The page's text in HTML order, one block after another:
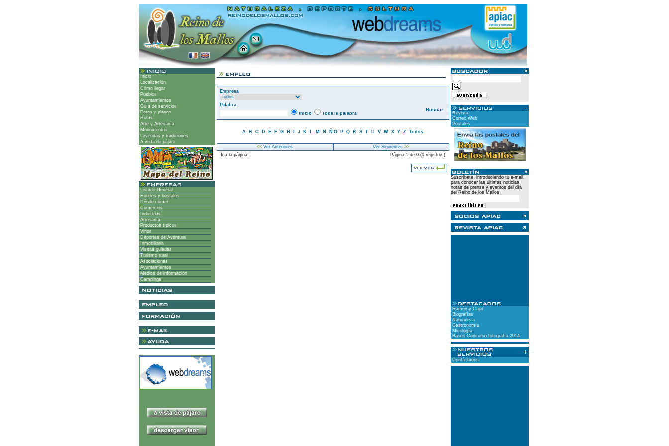
Inicio
Localización
Cómo llegar
Pueblos
Ayuntamientos
Guía de servicios
Fotos y planos
Rutas
Arte y Artesanía
Monumentos
Leyendas y tradiciones
A vista de pájaro
Listado General
Hoteles y hostales
Dónde comer
Comercios
Industrias
Artesanía
Productos típicos
Vinos
Deportes de Aventura
Inmobiliaria
Visitas guiadas
Turismo rural
Asociaciones
Ayuntamientos
Medios de información
Campings
Empresa
Palabra
Inicio
Toda la palabra
A B C D E F G H J K L M N Ñ O P Q R S T U V W X Y Z Todos
<<Ver Anteriores Ver Siguientes >>
Ir a la página:
Página 1 de 0 (0 registros)
Revista
Correo Web
Postales
Suscríbete, introduciendo tu e-mail,
para conocer las últimas noticias,
notas de prensa y eventos del día
del Reino de los Mallos
Ramón y Cajal
Biografías
Naturaleza
Gastronomía
Micología
Bases Concurso fotografía 2014
Contáctanos